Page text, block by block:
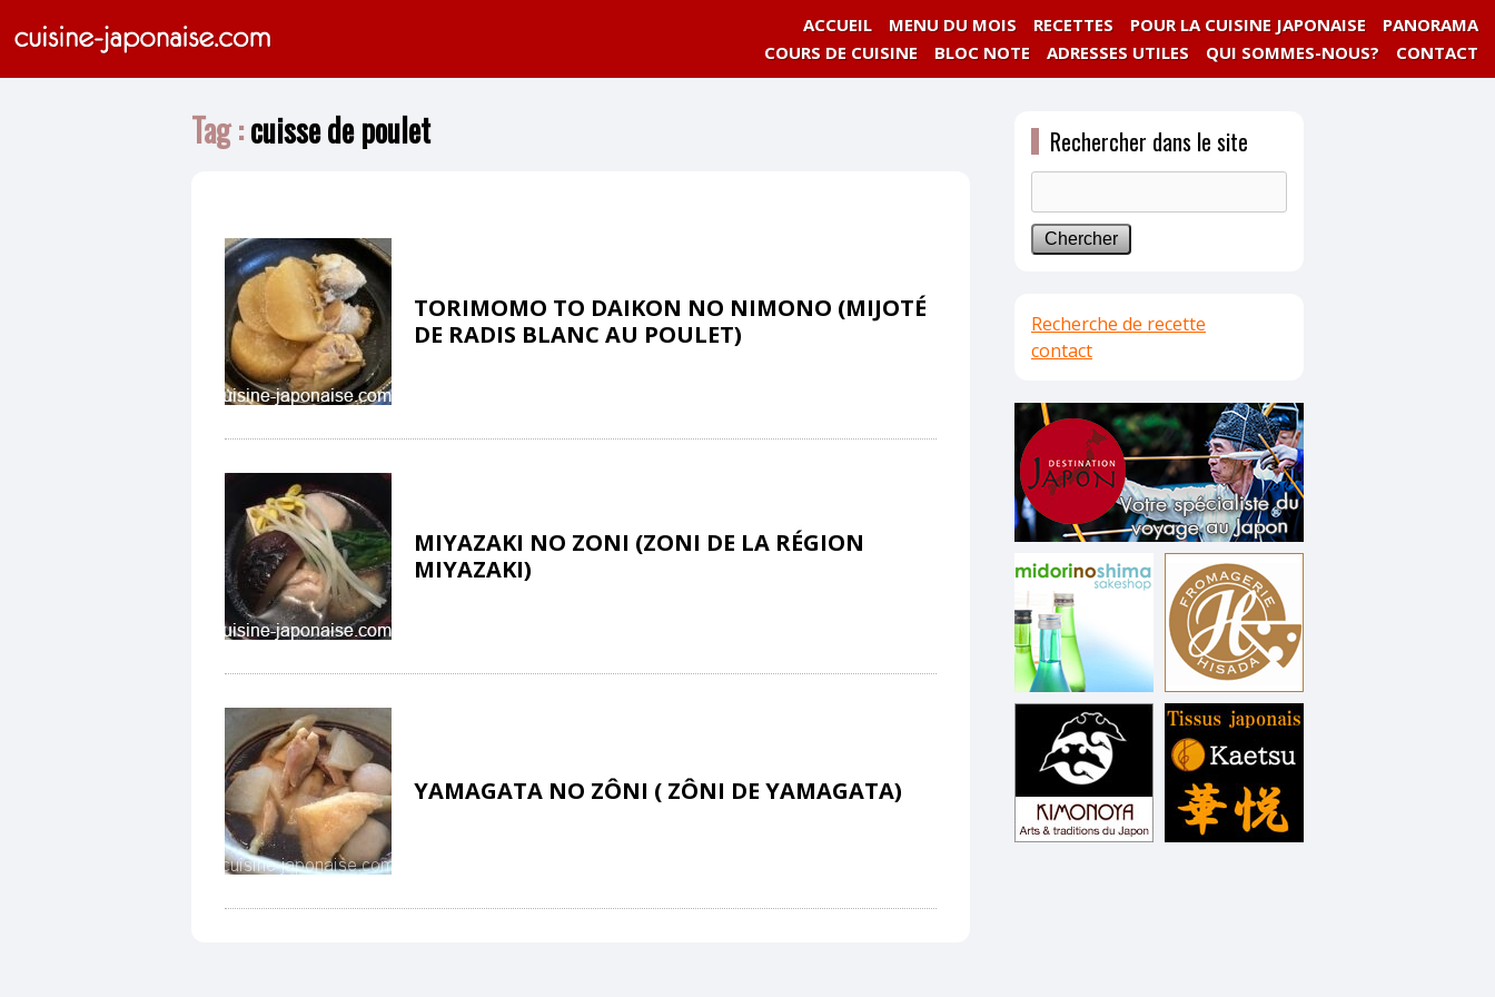
PANORAMA
POUR LA CUISINE JAPONAISE
RECETTES
MENU DU MOIS
ACCUEIL
CONTACT
QUI SOMMES-NOUS?
ADRESSES UTILES
BLOC NOTE
COURS DE CUISINE
Tag :cuisse de poulet
TORIMOMO TO DAIKON NO NIMONO (MIJOTÉ
DE RADIS BLANC AU POULET)
MIYAZAKI NO ZONI (ZONI DE LA RÉGION
MIYAZAKI)
YAMAGATA NO ZÔNI ( ZÔNI DE YAMAGATA)
Rechercher dans le site
Recherche de recette
contact